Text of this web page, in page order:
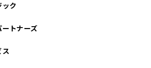
ク
トナーズ
ス